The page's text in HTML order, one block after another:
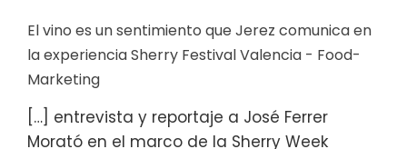
El vino es un sentimiento que Jerez comunica en
la experiencia Sherry Festival Valencia - Food-
Marketing
[…] entrevista y reportaje a José Ferrer
Morató en el marco de la Sherry Week